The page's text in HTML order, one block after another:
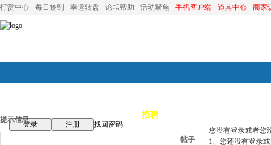
打赏中心 每日签到 幸运转盘 论坛帮助 活动聚焦 手机客户端 道具中心 商家
论坛首页 招聘
登录 注册
找回密码
帖子
提示信息
您没有登录或者您
1、您还没有登录